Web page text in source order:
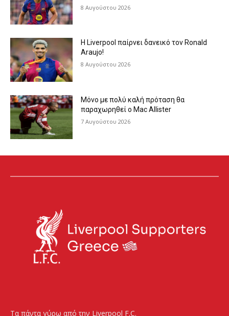
8 Αυγούστου 2026
Η Liverpool παίρνει δανεικό τον Ronald
Araujo!
8 Αυγούστου 2026
Μόνο με πολύ καλή πρόταση θα
παραχωρηθεί ο Mac Allister
7 Αυγούστου 2026
Τα πάντα γύρω από την Liverpool F.C.